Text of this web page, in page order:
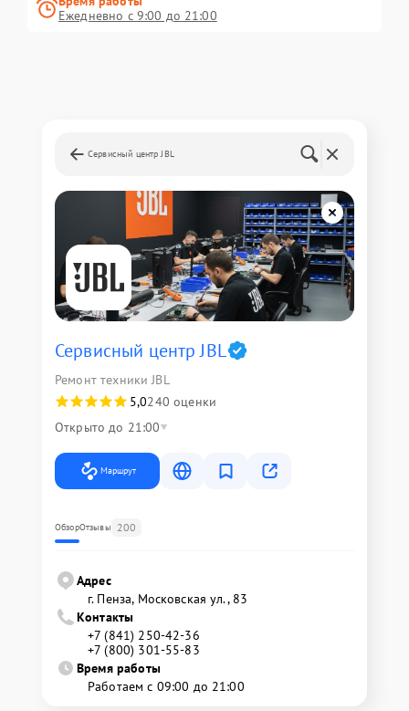
Ежедневно с 9:00 до 21:00
Сервисный центр JBL
Сервисный центр JBL
Ремонт техники JBL
5,0240 оценки
Открыто до 21:00
Маршрут
ОбзорОтзывы 200
Адрес
г. Пенза, Московская ул., 83
Контакты
+7 (841) 250-42-36
+7 (800) 301-55-83
Время работы
Работаем с 09:00 до 21:00